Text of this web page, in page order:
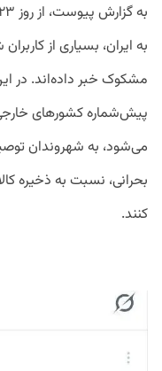
به ایران، بسیاری از
مشکوک خبر داده‌اند. در
پیش‌شماره کشورهای
می‌شود، به شهروندان
بحرانی، نسبت به ذخیره
کنند.